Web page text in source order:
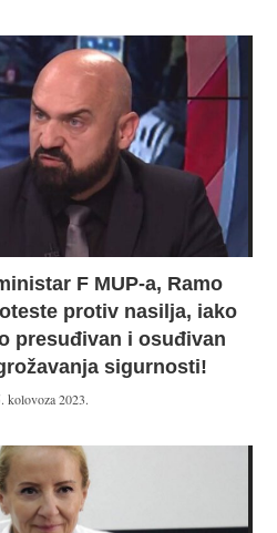
F MUP-a, Ramo
protiv nasilja, iako
presuđivan i osuđivan
sigurnosti!
kolovoza 2023.